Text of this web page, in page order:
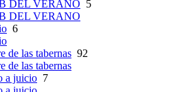
DEL VERANO 5
DEL VERANO
6
de las tabernas 92
de las tabernas
a juicio 7